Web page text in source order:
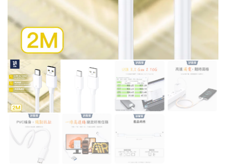
輸
線
1.5M
輸
線
3M